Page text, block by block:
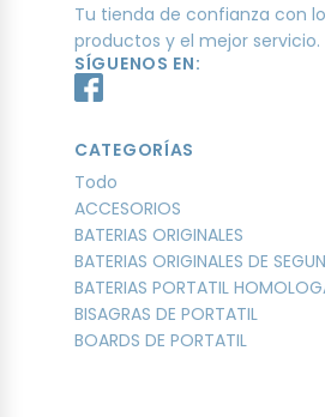
Tu tienda de confianza con
productos y el mejor servicio.
SÍGUENOS EN:
CATEGORÍAS
Todo
ACCESORIOS
BATERIAS ORIGINALES
BATERIAS ORIGINALES DE
BATERIAS PORTATIL
BISAGRAS DE PORTATIL
BOARDS DE PORTATIL